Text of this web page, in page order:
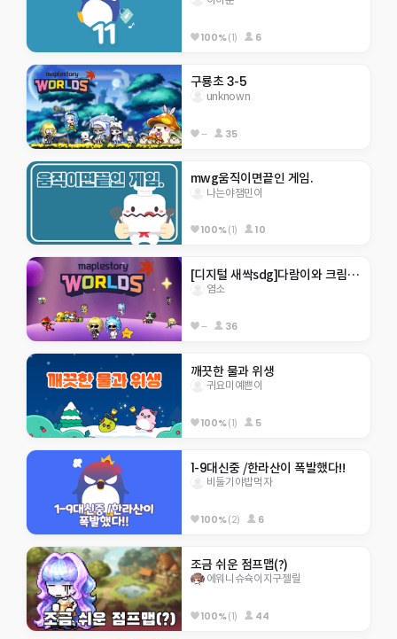
100%(1) 6
구룡초 3-5
unknown
-- 35
mwg움직이면끝인 게임.
나는야잼민이
100%(1) 10
[디지털 새싹sdg]다람이와 크림이월드
염소
-- 36
깨끗한 물과 위생
귀요미예쁜이
100%(1) 5
1-9대신중 /한라산이 폭발했다!!
비둘기야밥먹자
100%(2) 6
조금 쉬운 점프맵(?)
에워니슈슉이지구젤릴
100%(1) 44